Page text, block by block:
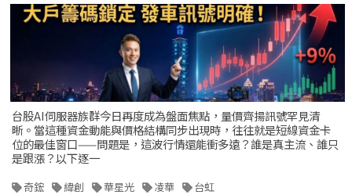
台股AI伺服器族群今日再度成為盤面焦點，量價齊揚訊號罕見清
晰。當這種資金動能與價格結構同步出現時，往往就是短線資金卡
位的最佳窗口——問題是，這波行情還能衝多遠？誰是真主流、誰只
是跟漲？以下逐一
奇鋐 緯創 華星光 凌華 台虹